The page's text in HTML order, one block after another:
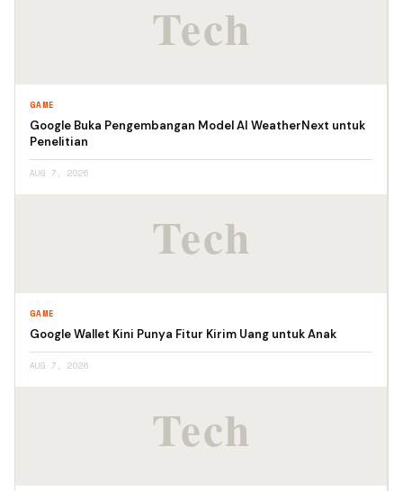
GAME
Google Buka Pengembangan Model AI WeatherNext untuk
Penelitian
AUG 7, 2026
GAME
Google Wallet Kini Punya Fitur Kirim Uang untuk Anak
AUG 7, 2026